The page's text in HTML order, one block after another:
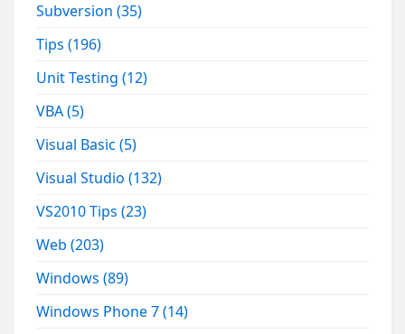
Subversion(35)
Tips(196)
Unit Testing(12)
VBA(5)
Visual Basic(5)
Visual Studio(132)
VS2010 Tips(23)
Web(203)
Windows(89)
Windows Phone 7(14)